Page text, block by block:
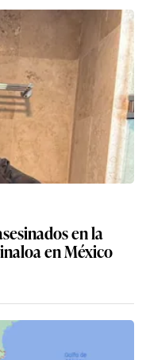
en la
en México